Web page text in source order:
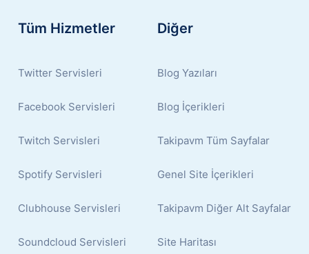
Tüm Hizmetler
Twitter Servisleri
Facebook Servisleri
Twitch Servisleri
Spotify Servisleri
Clubhouse Servisleri
Soundcloud Servisleri
Diğer
Blog Yazıları
Blog İçerikleri
Takipavm Tüm Sayfalar
Genel Site İçerikleri
Takipavm Diğer Alt Sayfalar
Site Haritası